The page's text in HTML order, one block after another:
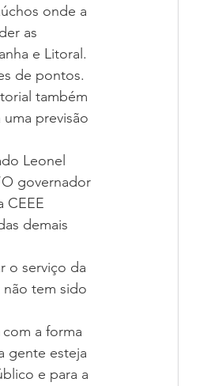
onde a
as
e Litoral.
de pontos.
também
previsão
Leonel
governador
CEEE
demais
o serviço da
tem sido
a forma
gente esteja
e para a